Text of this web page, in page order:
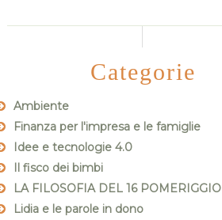
Categorie
Ambiente
Finanza per l'impresa e le famiglie
Idee e tecnologie 4.0
Il fisco dei bimbi
LA FILOSOFIA DEL 16 POMERIGGIO
Lidia e le parole in dono